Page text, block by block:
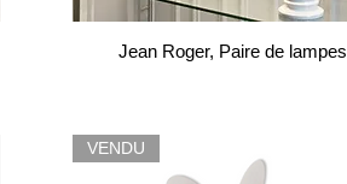
Jean Roger, Paire de lampes
VENDU